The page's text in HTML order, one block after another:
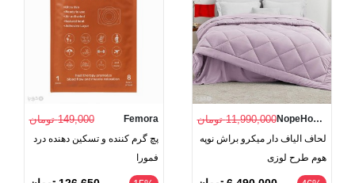
NopeHome 11,990,000 تومان
لحاف الیاف دار میکرو براش نوپه
هوم طرح لوزی
Femora 149,000 تومان
پچ گرم کننده و تسکین دهنده درد
فمورا